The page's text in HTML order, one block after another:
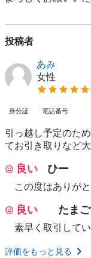
投稿者
あみ
女性
身分証 電話番号
引っ越し予定のた
てお引き取りなど
良い ひー
この度はありが
良い たまご
素早く取引して
評価をもっと見る